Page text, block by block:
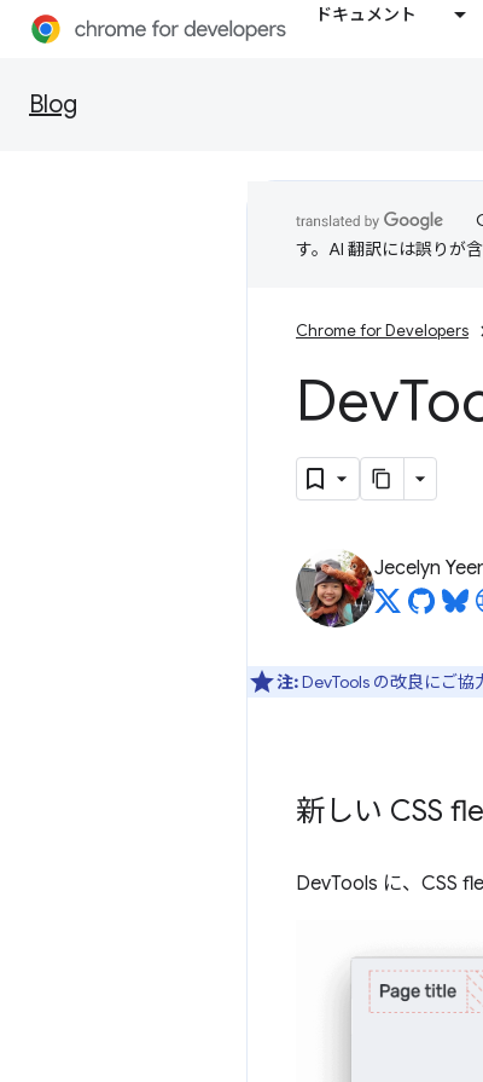
ドキュメント
Blog
す。AI 翻訳には誤りが
Chrome for Developers
Dev
Jecelyn
注:DevTools の改良にご協
新しい CSS
DevTools に、CSS